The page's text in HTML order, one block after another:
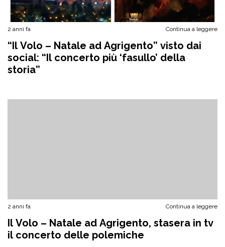
2 anni fa Continua a leggere
“Il Volo – Natale ad Agrigento” visto dai
social: “Il concerto più ‘fasullo’ della
storia”
2 anni fa Continua a leggere
Il Volo – Natale ad Agrigento, stasera in tv
il concerto delle polemiche